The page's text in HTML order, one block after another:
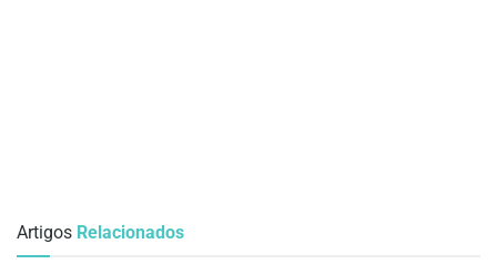
Artigos Relacionados